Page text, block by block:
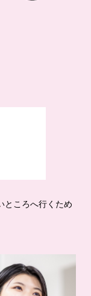
ところへ行くため